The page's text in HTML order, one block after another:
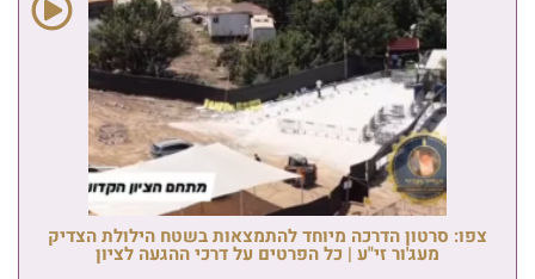
צפו: סרטון הדרכה מיוחד להתמצאות בשטח הילולת הצדיק
מעג'ור זי"ע | כל הפרטים על דרכי ההגעה לציון